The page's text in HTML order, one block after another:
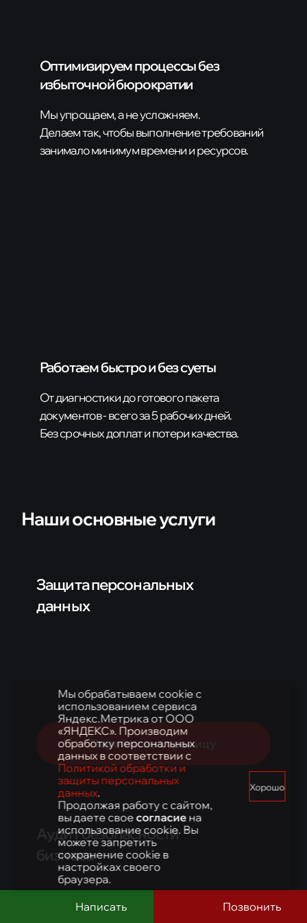
Оптимизируем процессы без
избыточной бюрократии
Мы упрощаем, а не усложняем.
Делаем так, чтобы выполнение требований
занимало минимум времени и ресурсов.
Работаем быстро и без суеты
От диагностики до готового пакета
документов - всего за 5 рабочих дней.
Без срочных доплат и потери качества.
Наши основные услуги
Защита персональных
данных
Перейти на страницу
Аудит безопасности
бизнеса
Мы обрабатываем cookie с
использованием сервиса
Яндекс.Метрика от ООО
«ЯНДЕКС». Производим
обработку персональных
данных в соответствии с
Политикой обработки и
защиты персональных
данных.
Продолжая работу с сайтом,
вы даете своесогласиена
использование cookie. Вы
можете запретить
сохранение cookie в
настройках своего
браузера.
Хорошо
Написать Позвонить